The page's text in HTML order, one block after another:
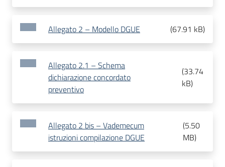
Allegato 2 – Modello DGUE (67.91 kB)
Allegato 2.1 – Schema
dichiarazione concordato
preventivo
(33.74
kB)
Allegato 2 bis – Vademecum
istruzioni compilazione DGUE
(5.50
MB)